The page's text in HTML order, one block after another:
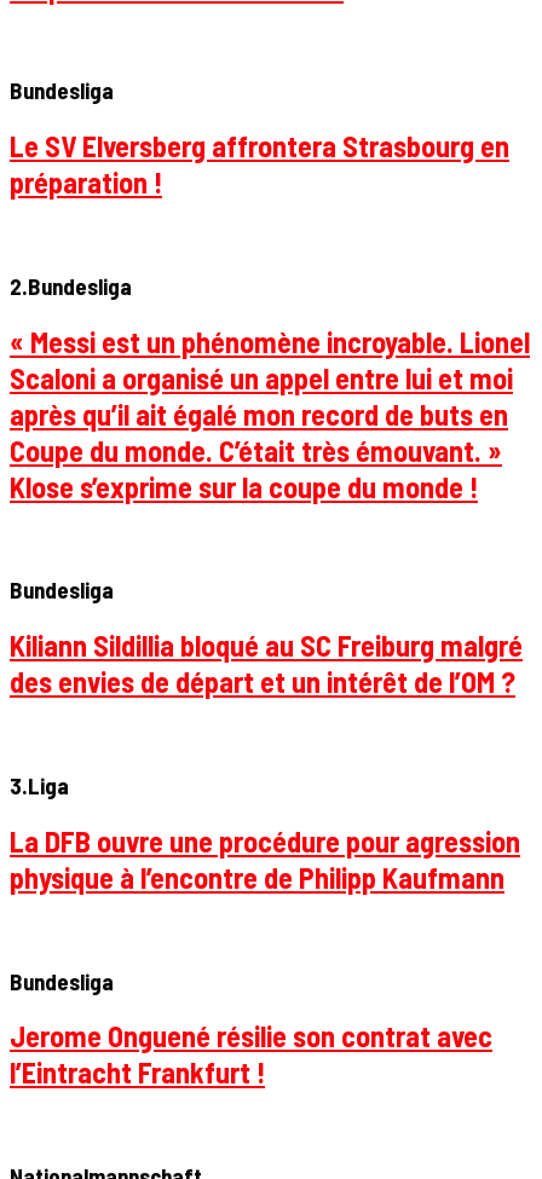
Bundesliga
Le SV Elversberg affrontera Strasbourg en
préparation !
2.Bundesliga
« Messi est un phénomène incroyable. Lionel
Scaloni a organisé un appel entre lui et moi
après qu’il ait égalé mon record de buts en
Coupe du monde. C’était très émouvant. »
Klose s’exprime sur la coupe du monde !
Bundesliga
Kiliann Sildillia bloqué au SC Freiburg malgré
des envies de départ et un intérêt de l’OM ?
3.Liga
La DFB ouvre une procédure pour agression
physique à l’encontre de Philipp Kaufmann
Bundesliga
Jerome Onguené résilie son contrat avec
l’Eintracht Frankfurt !